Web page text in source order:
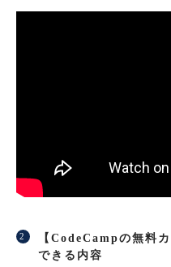
【CodeCampの無料
できる内容